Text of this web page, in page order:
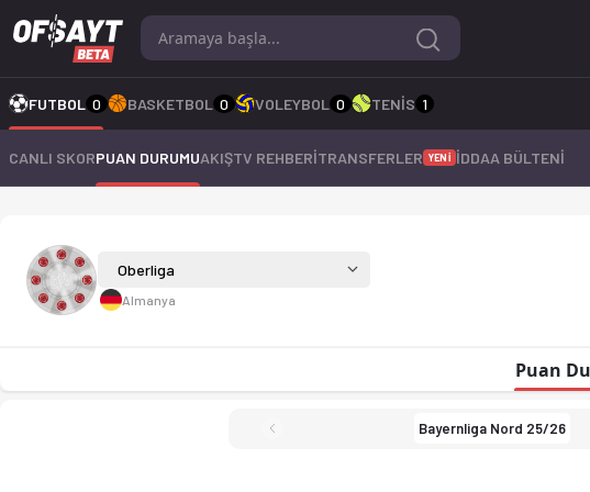
Oberliga 25-26 sezonu puan durumu, haftalık fikstür ve maç
FUTBOL 0 BASKETBOL 0 VOLEYBOL 0 TENİS 1
CANLI SKORPUAN DURUMUAKIŞTV REHBERİTRANSFERLER YENİ İDDAA BÜLTENİ
Oberliga 25-26
Oberliga
Bundesliga
Kupa
Almanya
Puan
Bayernliga Nord 25/26